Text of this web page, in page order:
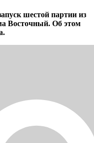
шестой партии из
Восточный. Об этом